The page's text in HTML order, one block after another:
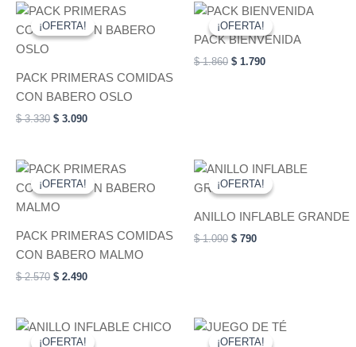
¡OFERTA!
¡OFERTA!
PACK PRIMERAS COMIDAS
CON BABERO OSLO
$3.330
Original
price
was:
$ 3.090
Current
is:
¡OFERTA!
¡OFERTA!
PACK BIENVENIDA
$1.860
Original
price
was:
$ 1.790
Current
is:
¡OFERTA!
¡OFERTA!
PACK PRIMERAS COMIDAS
CON BABERO MALMO
$2.570
Original
price
was:
$ 2.570.
$ 2.490
Current
is:
¡OFERTA!
¡OFERTA!
ANILLO INFLABLE GRANDE
$1.090
Original
price
was:
$ 790
Current
price
is:
This
product
variants.
be
chosen
¡OFERTA!
¡OFERTA!
Original
price
Current
price
This
¡OFERTA!
¡OFERTA!
Price
This